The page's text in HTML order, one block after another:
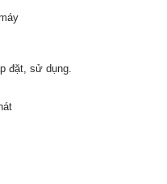
đặt, sử dụng.